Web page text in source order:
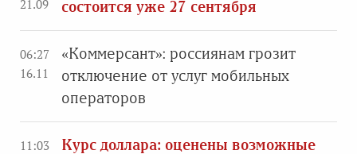
21.09 состоится уже 27 сентября
06:27
16.11
«Коммерсант»: россиянам грозит
отключение от услуг мобильных
операторов
11:03
Курс доллара: оценены возможные